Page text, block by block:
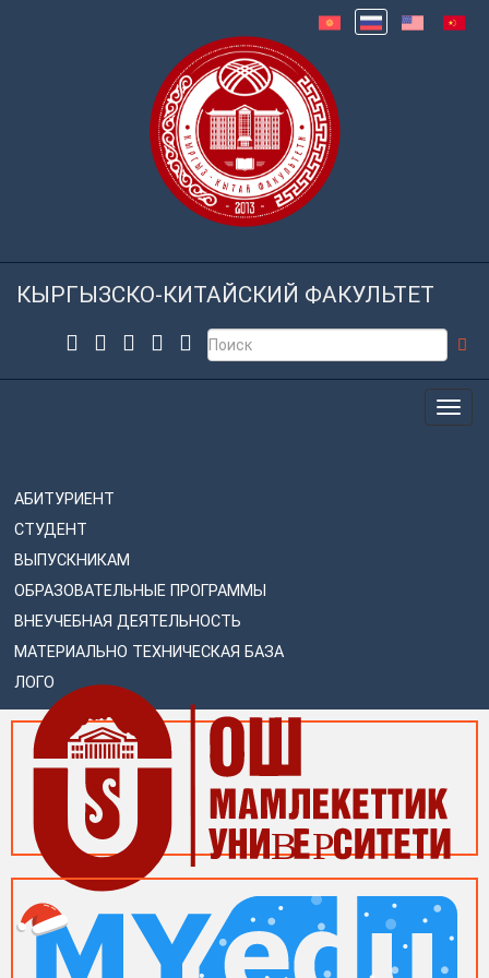
КЫРГЫЗСКО-КИТАЙСКИЙ ФАКУЛЬТЕТ
АБИТУРИЕНТ
СТУДЕНТ
ВЫПУСКНИКАМ
ОБРАЗОВАТЕЛЬНЫЕ ПРОГРАММЫ
ВНЕУЧЕБНАЯ ДЕЯТЕЛЬНОСТЬ
МАТЕРИАЛЬНО ТЕХНИЧЕСКАЯ БАЗА
ЛОГО